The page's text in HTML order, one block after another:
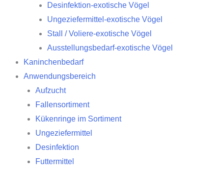
Desinfektion-exotische Vögel
Ungeziefermittel-exotische Vögel
Stall / Voliere-exotische Vögel
Ausstellungsbedarf-exotische Vögel
Kaninchenbedarf
Anwendungsbereich
Aufzucht
Fallensortiment
Kükenringe im Sortiment
Ungeziefermittel
Desinfektion
Futtermittel